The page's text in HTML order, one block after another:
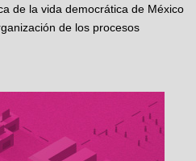
de la vida democrática de México
de los procesos